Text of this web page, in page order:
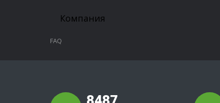
Компания
FAQ